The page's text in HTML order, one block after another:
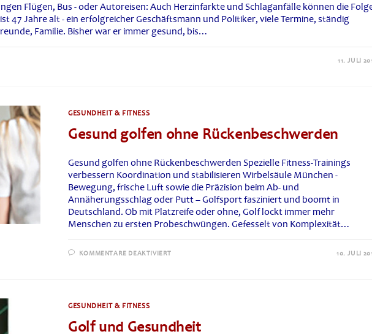
Flügen, Bus - oder Autoreisen: Auch Herzinfarkte und Schlaganfälle können die
47 Jahre alt - ein erfolgreicher Geschäftsmann und Politiker, viele Termine, ständig
Familie. Bisher war er immer gesund, bis…
11. JULI
GESUNDHEIT & FITNESS
Gesund golfen ohne Rückenbeschwerden
Gesund golfen ohne Rückenbeschwerden Spezielle Fitness-Trainings
verbessern Koordination und stabilisieren Wirbelsäule München -
Bewegung, frische Luft sowie die Präzision beim Ab- und
Annäherungsschlag oder Putt – Golfsport fasziniert und boomt in
Deutschland. Ob mit Platzreife oder ohne, Golf lockt immer mehr
Menschen zu ersten Probeschwüngen. Gefesselt von Komplexität…
KOMMENTARE DEAKTIVIERT 10. JULI
GESUNDHEIT & FITNESS
Golf und Gesundheit